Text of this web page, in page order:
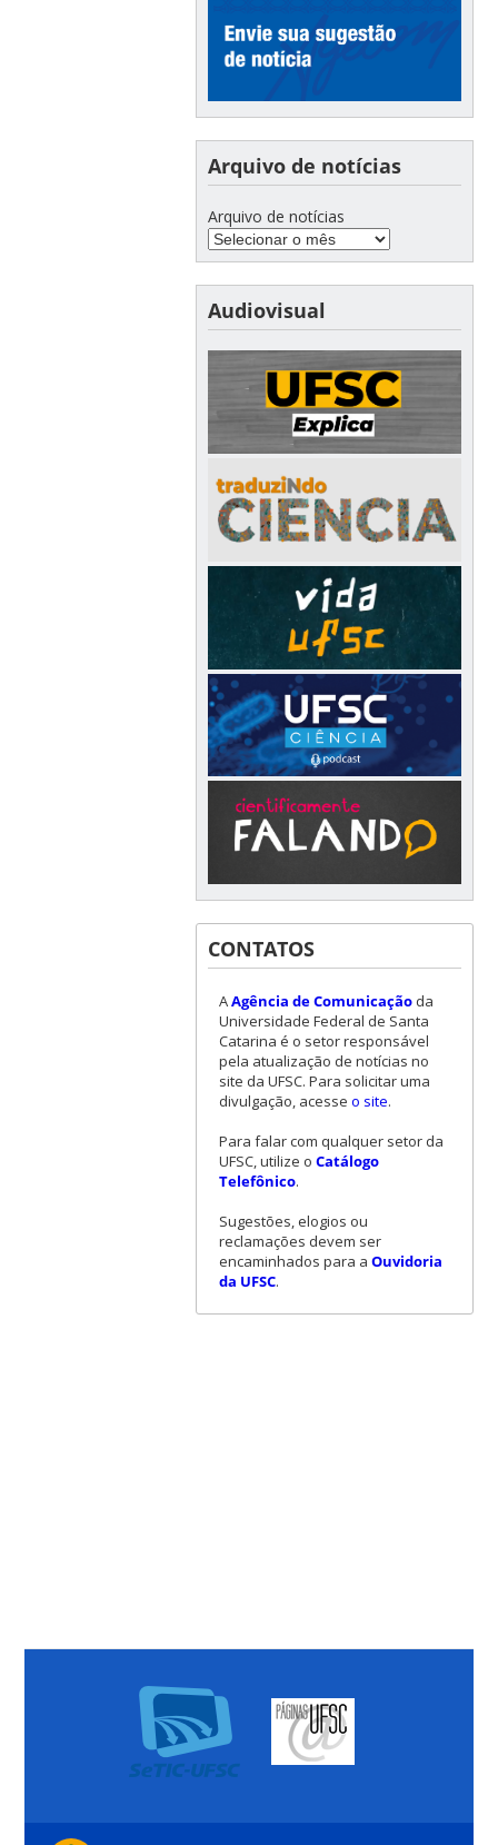
Arquivo de notícias
Arquivo de notícias
Audiovisual
CONTATOS
AAgência de Comunicaçãoda
Universidade Federal de Santa
Catarina é o setor responsável
pela atualização de notícias no
site da UFSC. Para solicitar uma
divulgação, acesse o site.
Para falar com qualquer setor da
UFSC, utilize o Catálogo
Telefônico.
Sugestões, elogios ou
reclamações devem ser
encaminhados para a Ouvidoria
da UFSC.